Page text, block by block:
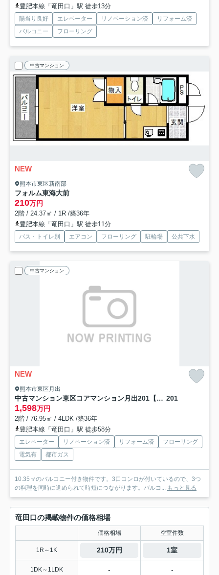
豊肥本線「竜田口」駅 徒歩13分
陽当り良好 エレベーター リノベーション済
リフォーム済
バルコニー
フローリング
中古マンション
NEW
熊本市東区新南部
フォルム東海大前
210万円
2階 / 24.37㎡ / 1R /築36年
豊肥本線「竜田口」駅 徒歩11分
バス・トイレ別 エアコン フローリング 駐輪場 公共下水
中古マンション
NEW
熊本市東区月出
中古マンション東区コアマンション月出201【月出小・錦ヶ丘中】 201
1,598万円
2階 / 76.95㎡ / 4LDK /築36年
豊肥本線「竜田口」駅 徒歩58分
エレベーター リノベーション済 リフォーム済
フローリング
電気有
都市ガス
10.35㎡のバルコニー付き物件です。3口コンロが付いているので、3つ
の料理を同時に進められて時短につながります。バルコ... もっと見る
竜田口の掲載物件の価格相場
価格相場 空室件数
1R～1K 210万円 1室
1DK～1LDK - -